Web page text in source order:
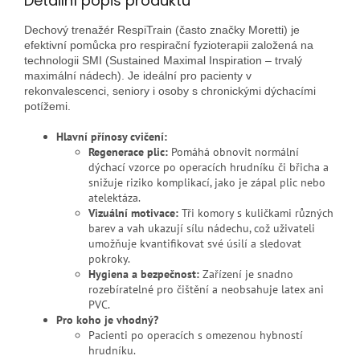
Dechový trenažér RespiTrain (často značky Moretti) je
efektivní pomůcka pro respirační fyzioterapii založená na
technologii SMI (Sustained Maximal Inspiration – trvalý
maximální nádech). Je ideální pro pacienty v
rekonvalescenci, seniory i osoby s chronickými dýchacími
potížemi.
Hlavní přínosy cvičení:
Regenerace plic: Pomáhá obnovit normální
dýchací vzorce po operacích hrudníku či břicha a
snižuje riziko komplikací, jako je zápal plic nebo
atelektáza.
Vizuální motivace: Tři komory s kuličkami různých
barev a vah ukazují sílu nádechu, což uživateli
umožňuje kvantifikovat své úsilí a sledovat
pokroky.
Hygiena a bezpečnost: Zařízení je snadno
rozebíratelné pro čištění a neobsahuje latex ani
PVC.
Pro koho je vhodný?
Pacienti po operacích s omezenou hybností
hrudníku.